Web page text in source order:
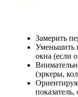
Замерить
Уменьшить
окна (если
(эркеры,